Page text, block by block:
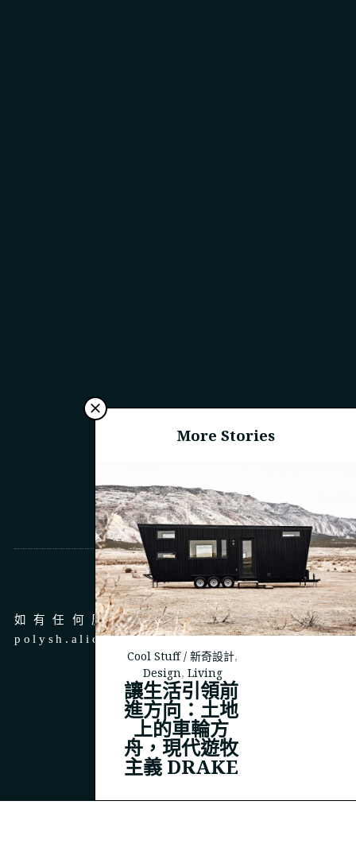
More Stories
Cool Stuff / 新奇設計,
Design, Living
讓生活引領前
進方向：土地
上的車輪方
舟，現代遊牧
主義 DRAKE
商務合作
如有任何廣告、商務合作，請 email 至
polysh.alice@gmail.com
© 2023THEPOLYSH.COM
BACK TO TOP